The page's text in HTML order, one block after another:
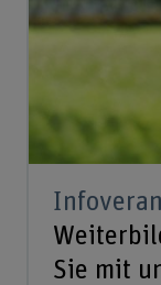
Sie mit